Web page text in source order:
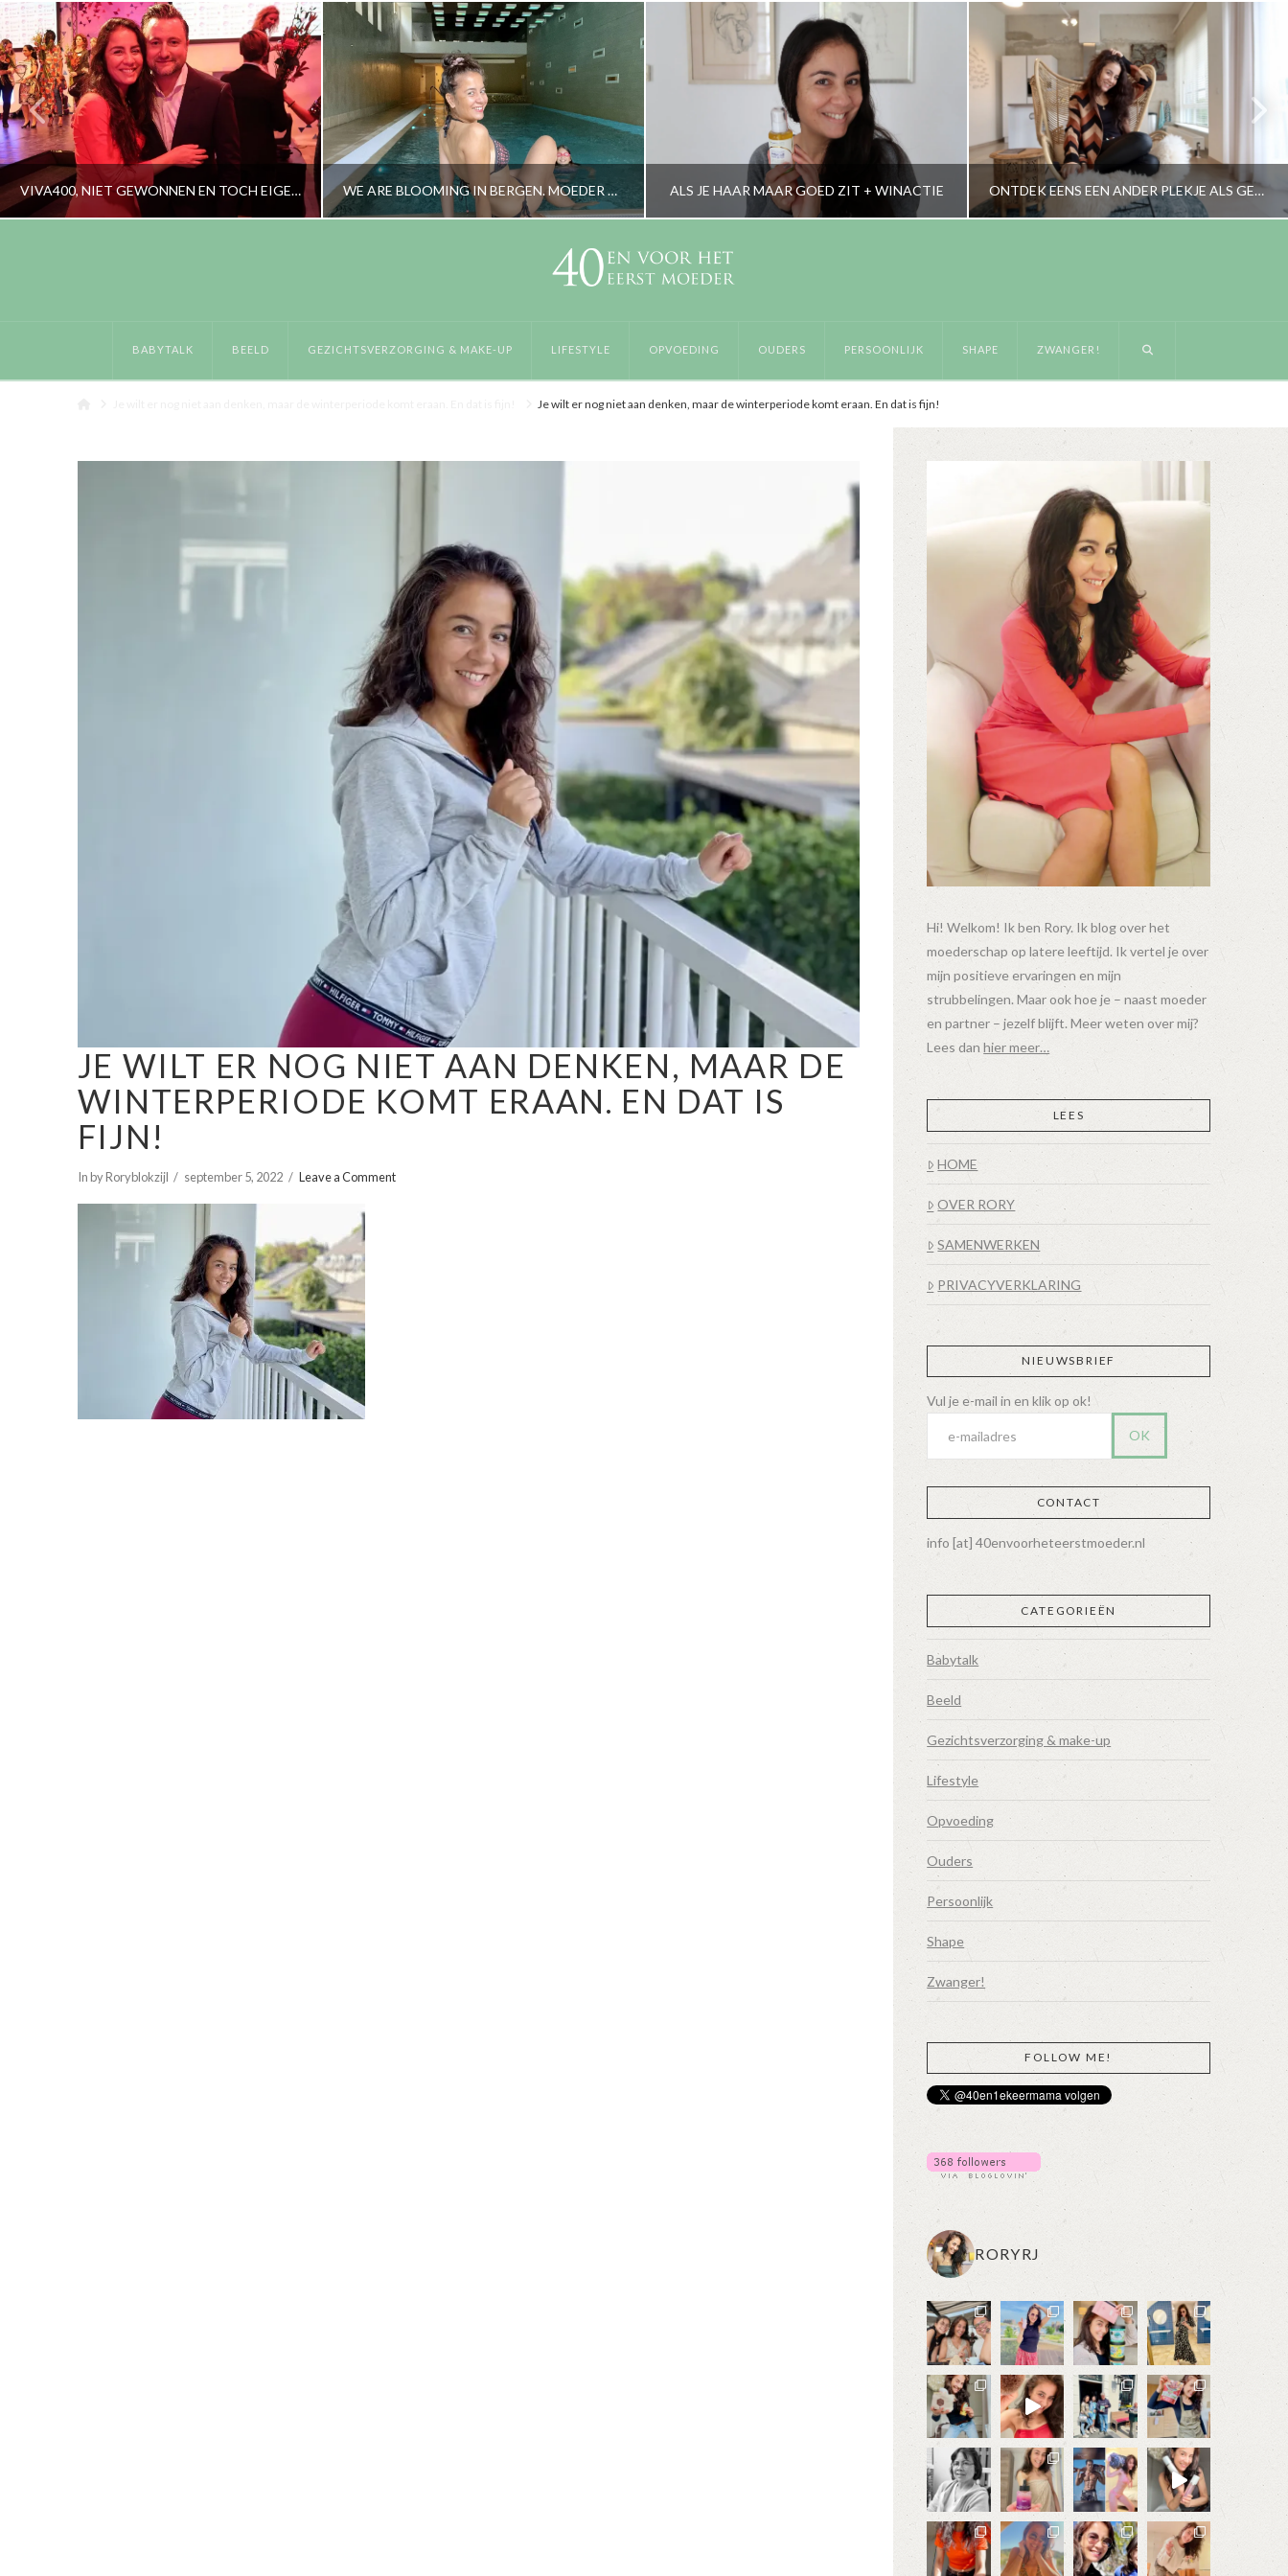
VIVA400, NIET GEWONNEN EN TOCH EIGENLIJK WÈL! WE ARE BLOOMING IN BERGEN. MOEDER EN DOCHTER OP STAP ALS JE HAAR MAAR GOED ZIT + WINACTIE ONTDEK EENS EEN ANDER PLEKJE ALS GEZIN
BABYTALK BEELD GEZICHTSVERZORGING & MAKE-UP LIFESTYLE OPVOEDING OUDERS PERSOONLIJK SHAPE ZWANGER!
Je wilt er nog niet aan denken, maar de winterperiode komt eraan. En dat is fijn!
JE WILT ER NOG NIET AAN DENKEN, MAAR DE
WINTERPERIODE KOMT ERAAN. EN DAT IS
FIJN!
In by Roryblokzijl september 5, 2022 Leave a Comment
Hi! Welkom! Ik ben Rory. Ik blog over het
moederschap op latere leeftijd. Ik vertel je over
mijn positieve ervaringen en mijn
strubbelingen. Maar ook hoe je – naast moeder
en partner – jezelf blijft. Meer weten over mij?
Lees danhier meer…
LEES
HOME
OVER RORY
SAMENWERKEN
PRIVACYVERKLARING
NIEUWSBRIEF
CONTACT
info [at] 40envoorheteerstmoeder.nl
CATEGORIEËN
Babytalk
Beeld
Gezichtsverzorging & make-up
Lifestyle
Opvoeding
Ouders
Persoonlijk
Shape
Zwanger!
FOLLOW ME!
RORYRJ